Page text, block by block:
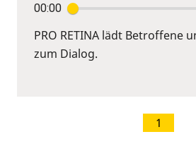
00:00
PRO RETINA lädt Betroffene
zum Dialog.
1